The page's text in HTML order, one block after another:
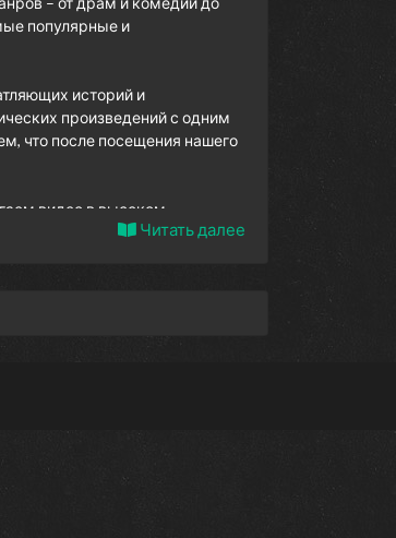
популярные и
историй и
произведений с одним
что после посещения нашего
видео в высоком
добавляя новые сериалы,
Читать далее